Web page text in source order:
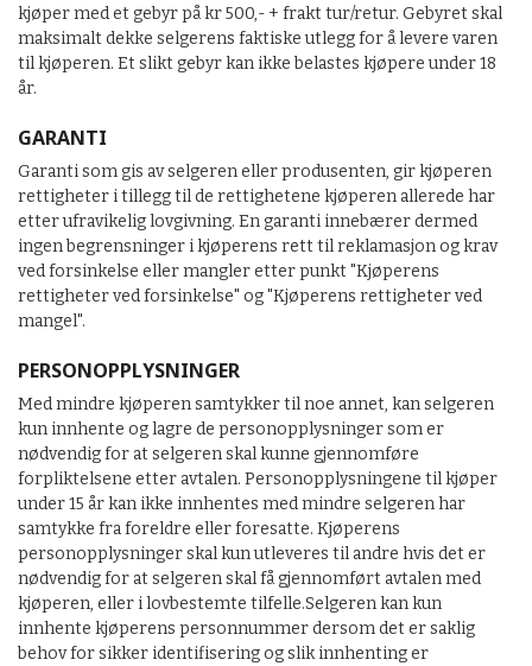
kjøper med et gebyr på kr 500,- + frakt tur/retur. Gebyret skal
maksimalt dekke selgerens faktiske utlegg for å levere varen
til kjøperen. Et slikt gebyr kan ikke belastes kjøpere under 18
år.
GARANTI
Garanti som gis av selgeren eller produsenten, gir kjøperen
rettigheter i tillegg til de rettighetene kjøperen allerede har
etter ufravikelig lovgivning. En garanti innebærer dermed
ingen begrensninger i kjøperens rett til reklamasjon og krav
ved forsinkelse eller mangler etter punkt "Kjøperens
rettigheter ved forsinkelse" og "Kjøperens rettigheter ved
mangel".
PERSONOPPLYSNINGER
Med mindre kjøperen samtykker til noe annet, kan selgeren
kun innhente og lagre de personopplysninger som er
nødvendig for at selgeren skal kunne gjennomføre
forpliktelsene etter avtalen. Personopplysningene til kjøper
under 15 år kan ikke innhentes med mindre selgeren har
samtykke fra foreldre eller foresatte. Kjøperens
personopplysninger skal kun utleveres til andre hvis det er
nødvendig for at selgeren skal få gjennomført avtalen med
kjøperen, eller i lovbestemte tilfelle.Selgeren kan kun
innhente kjøperens personnummer dersom det er saklig
behov for sikker identifisering og slik innhenting er